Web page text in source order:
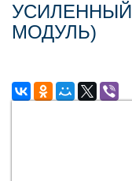
УСИЛЕННЫЙ
МОДУЛЬ)